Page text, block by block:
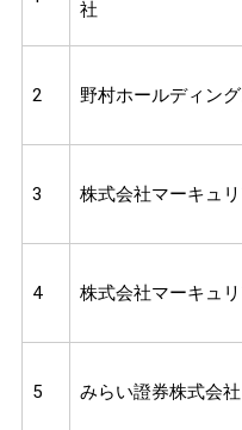
社
2 野村ホールディン
3 株式会社マーキュ
4 株式会社マーキュ
5 みらい證券株式会社